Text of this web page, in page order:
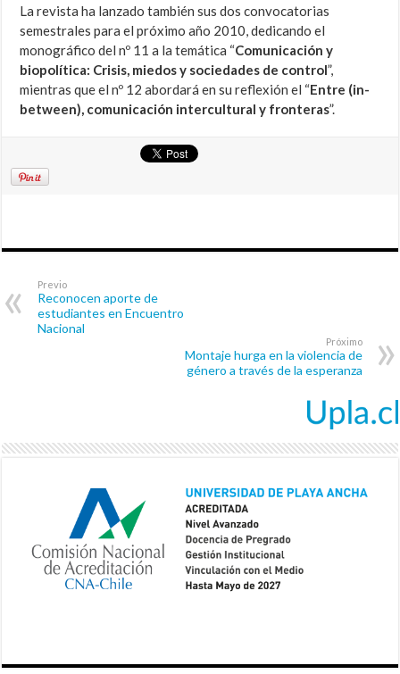
La revista ha lanzado también sus dos convocatorias
semestrales para el próximo año 2010, dedicando el
monográfico del nº 11 a la temática “Comunicación y
biopolítica: Crisis, miedos y sociedades de control”,
mientras que el nº 12 abordará en su reflexión el “Entre (in-
between), comunicación intercultural y fronteras”.
Previo
Reconocen aporte de
estudiantes en Encuentro
Nacional
Próximo
Montaje hurga en la violencia de
género a través de la esperanza